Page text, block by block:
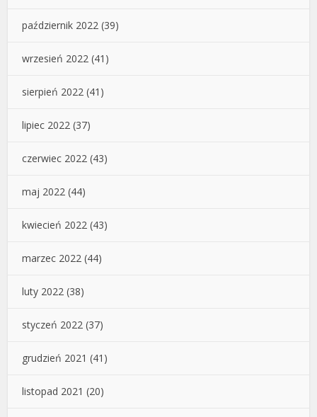
październik 2022 (39)
wrzesień 2022 (41)
sierpień 2022 (41)
lipiec 2022 (37)
czerwiec 2022 (43)
maj 2022 (44)
kwiecień 2022 (43)
marzec 2022 (44)
luty 2022 (38)
styczeń 2022 (37)
grudzień 2021 (41)
listopad 2021 (20)